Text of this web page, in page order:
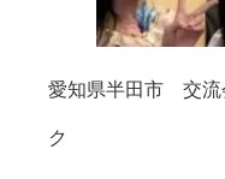
愛知県半田市 交流
ク